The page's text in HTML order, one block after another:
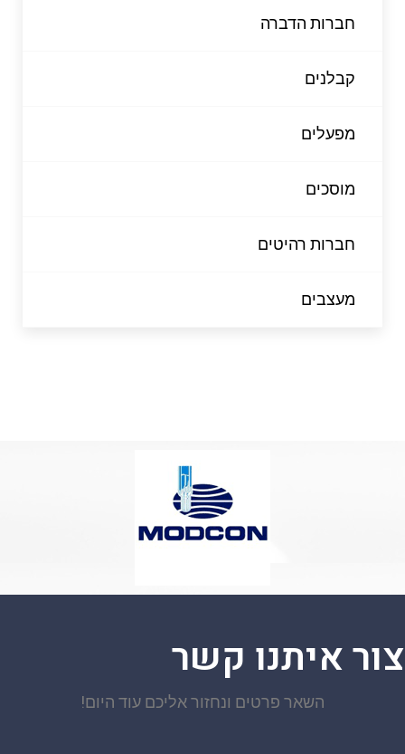
חברות הדברה
קבלנים
מפעלים
מוסכים
חברות רהיטים
מעצבים
צור איתנו קשר
השאר פרטים ונחזור אליכם עוד היום!